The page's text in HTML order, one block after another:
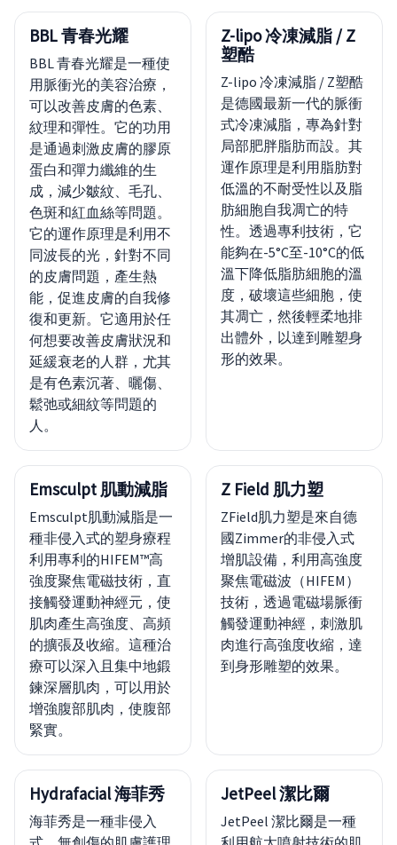
BBL 青春光耀
BBL 青春光耀是一種使
用脈衝光的美容治療，
可以改善皮膚的色素、
紋理和彈性。它的功用
是通過刺激皮膚的膠原
蛋白和彈力纖維的生
成，減少皺紋、毛孔、
色斑和紅血絲等問題。
它的運作原理是利用不
同波長的光，針對不同
的皮膚問題，產生熱
能，促進皮膚的自我修
復和更新。它適用於任
何想要改善皮膚狀況和
延緩衰老的人群，尤其
是有色素沉著、曬傷、
鬆弛或細紋等問題的
人。
Z-lipo 冷凍減脂 / Z
塑酷
Z-lipo 冷凍減脂 / Z塑酷
是德國最新一代的脈衝
式冷凍減脂，專為針對
局部肥胖脂肪而設。其
運作原理是利用脂肪對
低溫的不耐受性以及脂
肪細胞自我凋亡的特
性。透過專利技術，它
能夠在-5°C至-10°C的低
溫下降低脂肪細胞的溫
度，破壞這些細胞，使
其凋亡，然後輕柔地排
出體外，以達到雕塑身
形的效果。
Emsculpt 肌動減脂
Emsculpt肌動減脂是一
種非侵入式的塑身療程
利用專利的HIFEM™高
強度聚焦電磁技術，直
接觸發運動神經元，使
肌肉產生高強度、高頻
的擴張及收縮。這種治
療可以深入且集中地鍛
鍊深層肌肉，可以用於
增強腹部肌肉，使腹部
緊實。
Z Field 肌力塑
ZField肌力塑是來自德
國Zimmer的非侵入式
增肌設備，利用高強度
聚焦電磁波（HIFEM）
技術，透過電磁場脈衝
觸發運動神經，刺激肌
肉進行高強度收縮，達
到身形雕塑的效果。
Hydrafacial 海菲秀
海菲秀是一種非侵入
JetPeel 潔比爾
JetPeel 潔比爾是一種